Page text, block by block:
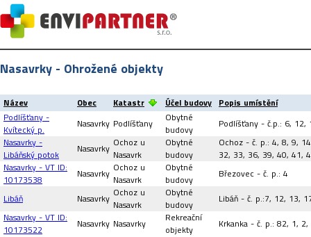
Nasavrky - Ohrožené objekty
Název Obec Katastr Účel budovy Popis umístění
Podlíšťany -
Kvítecký p.
Nasavrky Podlíšťany
Obytné
budovy
Podlíšťany - č.p.: 6, 12,
Nasavrky -
Libáňský potok
Nasavrky Ochoz u
Nasavrk
Obytné
budovy
Ochoz - č. p.: 4, 8, 9,
32, 33, 36, 39, 40, 41,
Nasavrky - VT ID:
10173538
Nasavrky Ochoz u
Nasavrk
Obytné
budovy
Březovec - č. p.: 4
Libáň
Nasavrky Ochoz u
Nasavrk
Obytné
budovy
Libáň - č. p.:7, 12, 13,
Nasavrky - VT ID:
10173522
Nasavrky Nasavrky
Rekreační
objekty
Krkanka - č. p.: 82, 1,